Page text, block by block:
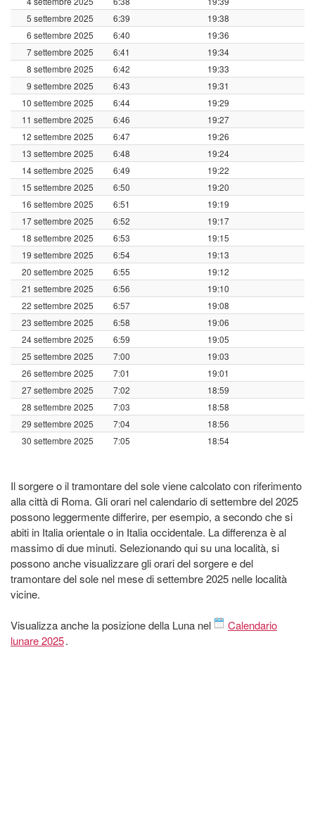
5 settembre 2025
6:39
19:38
6 settembre 2025
6:40
19:36
7 settembre 2025
6:41
19:34
8 settembre 2025
6:42
19:33
9 settembre 2025
6:43
19:31
10 settembre 2025
6:44
19:29
11 settembre 2025
6:46
19:27
12 settembre 2025
6:47
19:26
13 settembre 2025
6:48
19:24
14 settembre 2025
6:49
19:22
15 settembre 2025
6:50
19:20
16 settembre 2025
6:51
19:19
17 settembre 2025
6:52
19:17
18 settembre 2025
6:53
19:15
19 settembre 2025
6:54
19:13
20 settembre 2025
6:55
19:12
21 settembre 2025
6:56
19:10
22 settembre 2025
6:57
19:08
23 settembre 2025
6:58
19:06
24 settembre 2025
6:59
19:05
25 settembre 2025
7:00
19:03
26 settembre 2025
7:01
19:01
27 settembre 2025
7:02
18:59
28 settembre 2025
7:03
18:58
29 settembre 2025
7:04
18:56
30 settembre 2025
7:05 18:54
Il sorgere o il tramontare del sole viene calcolato con riferimento
alla città di Roma. Gli orari nel calendario di settembre del 2025
possono leggermente differire, per esempio, a secondo che si
abiti in Italia orientale o in Italia occidentale. La differenza è al
massimo di due minuti. Selezionando qui su una località, si
possono anche visualizzare gli orari del sorgere e del
tramontare del sole nel mese di settembre 2025 nelle località
vicine.
Visualizza anche la posizione della Luna nel
Calendario
lunare 2025.